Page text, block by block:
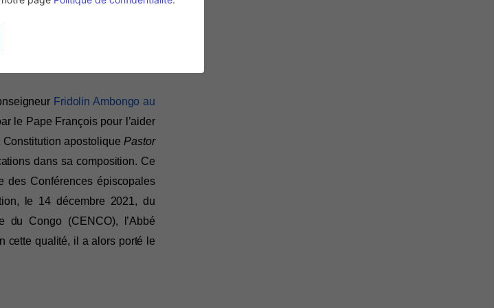
“
Fridolin Ambongo au
le Pape François pour l’aider
Constitution apostolique Pastor
dans sa composition. Ce
Conférences épiscopales
du Congo (CENCO), l’Abbé
cette qualité, il a alors porté le